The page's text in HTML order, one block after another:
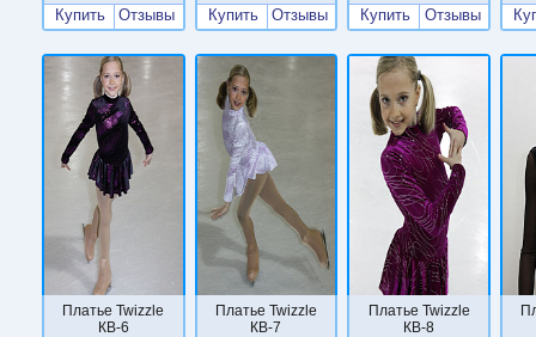
Купить
Отзывы
Купить
Отзывы
Купить
Отзывы
Платье Twizzle
КВ-6
Платье Twizzle
КВ-7
Платье Twizzle
КВ-8